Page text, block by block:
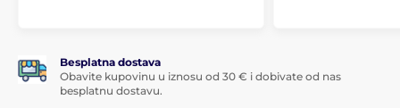
Besplatna dostava
Obavite kupovinu u iznosu od 30 € i dobivate od nas
besplatnu dostavu.